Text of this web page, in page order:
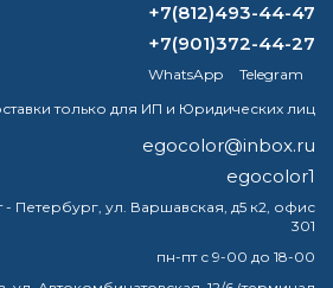
краска?
грунт
подходит для работы под
+7(812)493-44-47
+7(901)372-44-27
WhatsApp
Telegram
только для ИП и Юридических лиц
egocolor@inbox.ru
egocolor1
- Петербург, ул. Варшавская, д5 к2, офис
301
пн-пт с 9-00 до 18-00